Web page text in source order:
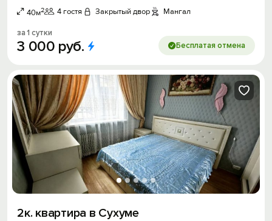
40м2 4 гостя Закрытый двор Мангал
за 1 сутки
3 000 руб. Бесплатая отмена
2к. квартира в Сухуме